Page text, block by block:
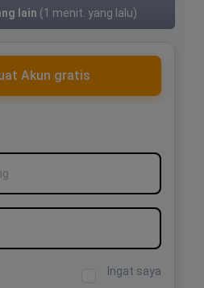
lain (1 menit. yang lalu)
Akun gratis
Ingat saya